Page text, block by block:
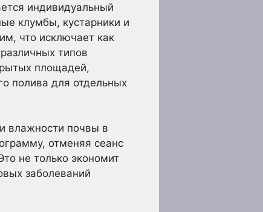
индивидуальный
клумбы, кустарники и
что исключает как
типов
площадей,
полива для отдельных
влажности почвы в
отменяя сеанс
не только экономит
заболеваний